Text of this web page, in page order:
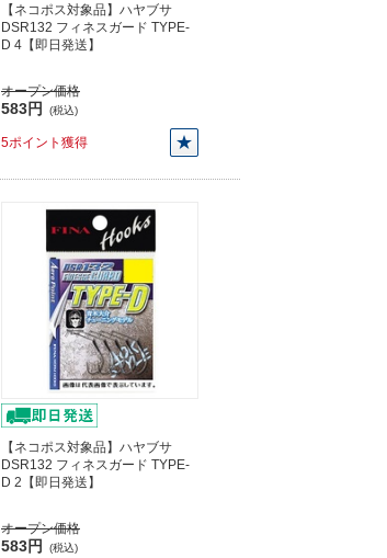
【ネコポス対象品】ハヤブサ
DSR132 フィネスガード TYPE-
D 4【即日発送】
オープン価格
583円 (税込)
5ポイント獲得
【ネコポス対象品】ハヤブサ
DSR132 フィネスガード TYPE-
D 2【即日発送】
オープン価格
583円 (税込)